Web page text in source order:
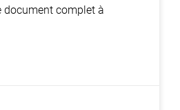
document complet à